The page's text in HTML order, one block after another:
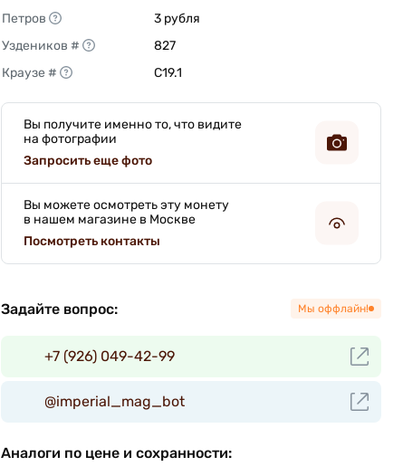
Петров
3 рубля
Уздеников #
827
Краузе #
C19.1
Вы получите именно то, что видите
на фотографии
Запросить еще фото
Вы можете осмотреть эту монету
в нашем магазине в Москве
Посмотреть контакты
Задайте вопрос: Мы оффлайн!
+7 (926) 049-42-99
@imperial_mag_bot
Аналоги по цене и сохранности: